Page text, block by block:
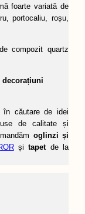
foarte variată de
portocaliu, roșu,
compozit quartz
decorațiuni
în căutare de idei
de calitate și
oglinzi și
șitapetde la